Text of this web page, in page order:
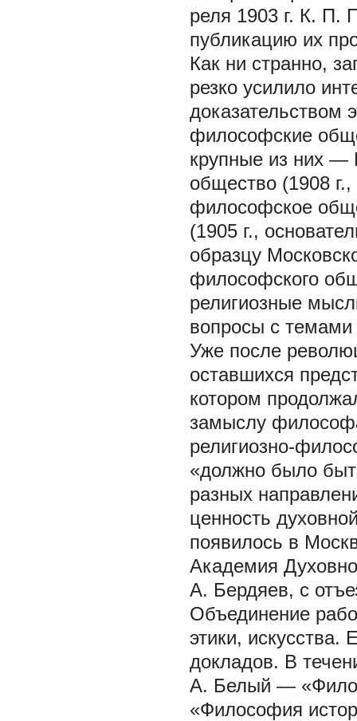
реля 1903 г. К. П.
публикацию их
Как ни странно,
резко усилило
доказательством
философские
крупные из них —
общество (1908
философское
(1905 г.,
образцу
философского
религиозные
вопросы с
Уже после
оставшихся
котором
замыслу
религиозно-
«должно было
разных
ценность
появилось в
Академия
А. Бердяев, с
Объединение
этики, искусства.
докладов. В
А. Белый —
«Философия